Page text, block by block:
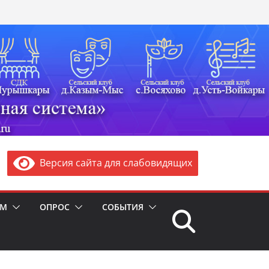
Версия сайта для слабовидящих
ОПРОС СОБЫТИЯ